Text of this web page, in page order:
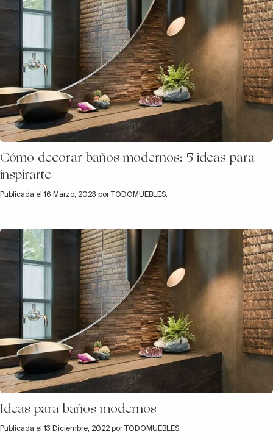
Cómo decorar baños modernos: 5 ideas para
inspirarte
Publicada el 16 Marzo, 2023 por TODOMUEBLES.
Ideas para baños modernos
Publicada el 13 Diciembre, 2022 por TODOMUEBLES.